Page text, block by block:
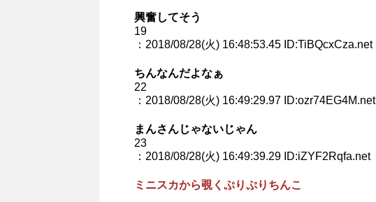
興奮してそう
19
：2018/08/28(火) 16:48:53.45 ID:TiBQcxCza.net
ちんなんだよなぁ
22
：2018/08/28(火) 16:49:29.97 ID:ozr74EG4M.net
まんさんじゃないじゃん
23
：2018/08/28(火) 16:49:39.29 ID:iZYF2Rqfa.net
ミニスカから覗くぷりぷりちんこ